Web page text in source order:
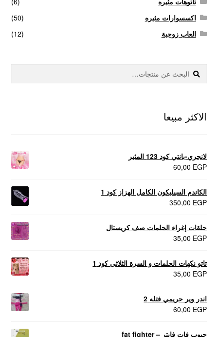
اكسسوارات مثيره
(50)
العاب زوجية
(12)
البحث
عن:
بحث
الاكثر مبيعا
لانجري-بانتي كود 123 المثير
60,00 EGP
الكاندم السيليكون الكامل الهزاز كود 1
350,00 EGP
حلقات إغراء الحلمات صف كريستال
35,00 EGP
تاتو نكهات الحلمات و السرة الثلاثي كود 1
35,00 EGP
اندر وير حريمي فتله 2
60,00 EGP
حبوب فات فايتر – fat fighter